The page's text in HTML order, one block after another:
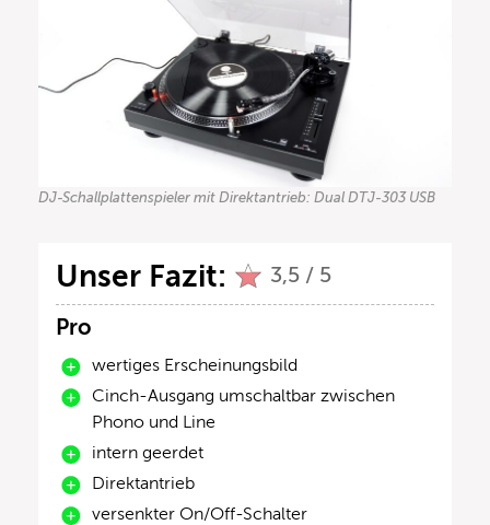
DJ-Schallplattenspieler mit Direktantrieb: Dual DTJ-303 USB
Unser Fazit: 3,5 / 5
Pro
wertiges Erscheinungsbild
Cinch-Ausgang umschaltbar zwischen
Phono und Line
intern geerdet
Direktantrieb
versenkter On/Off-Schalter